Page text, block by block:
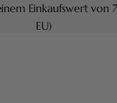
Einkaufswert von
EU)